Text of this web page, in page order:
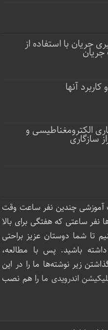
جریان با استفاده از
کاربرد آنها
الکترومغناطیسی و
سازگاری
آموزشی چندین نفر ساعت‌ وقت
ساعتی که هفتگی برای بالا
شما دوستان عزیز براحتی
باشید. پس با مطالعه،
زیر نوشته‌‌ها ما را در این
اندرویدی ما را هم نصب